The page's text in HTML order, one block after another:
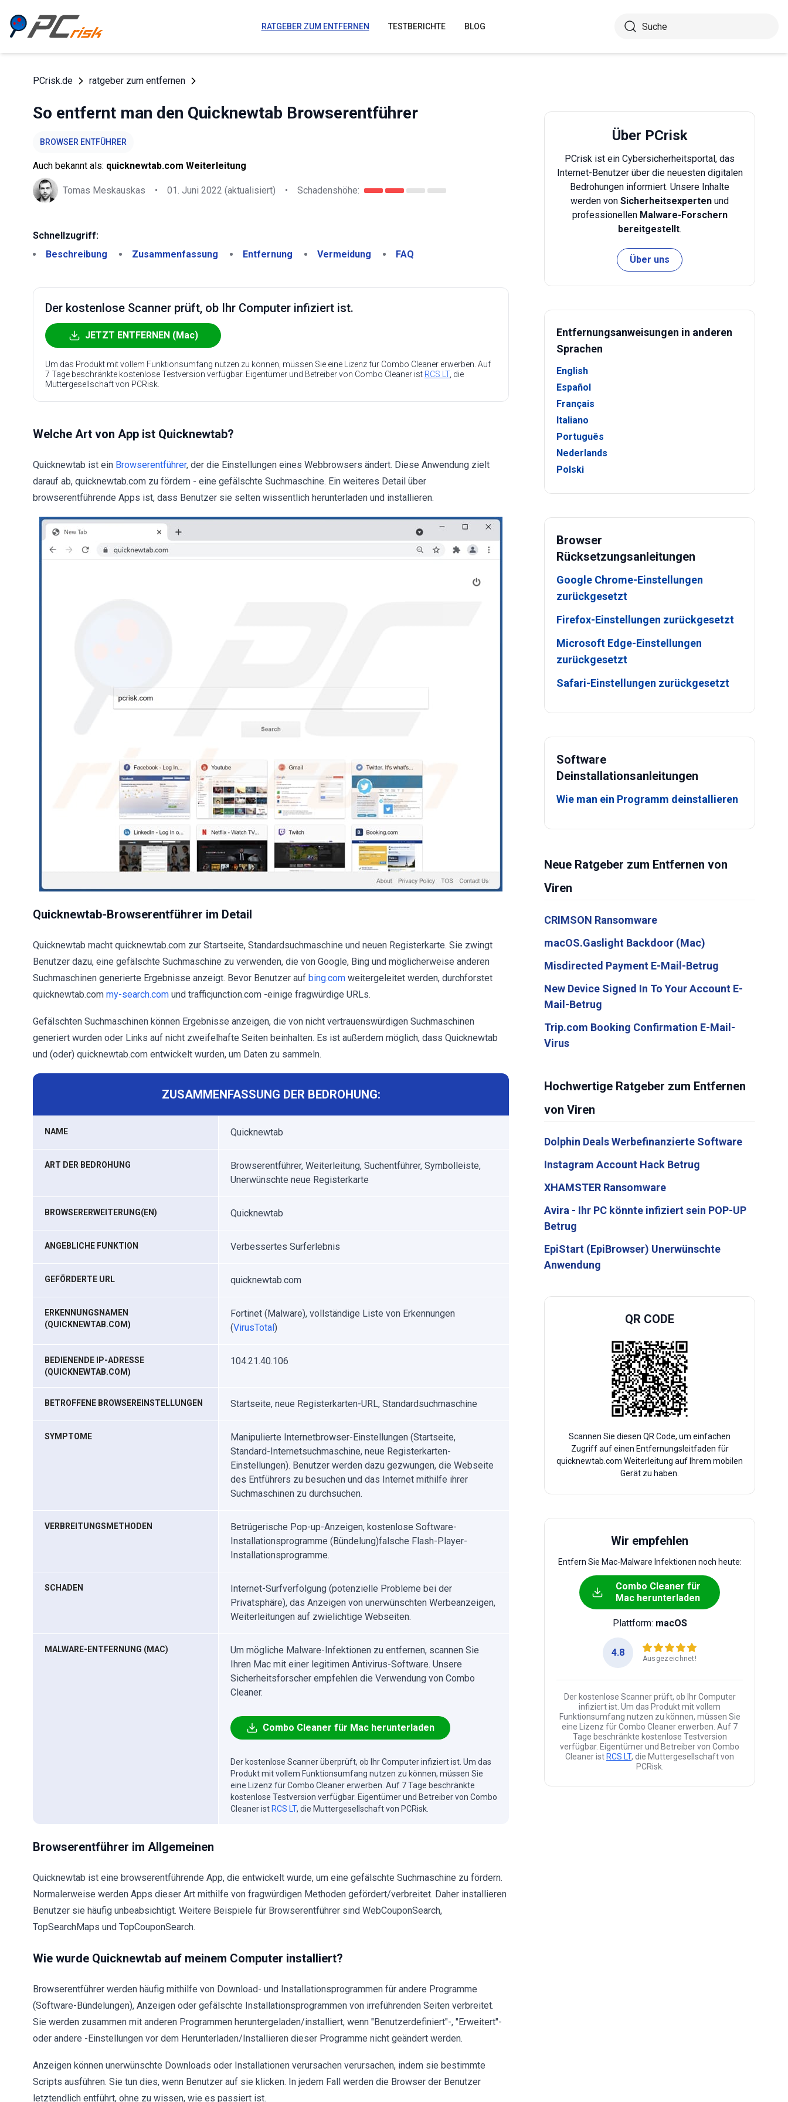
RATGEBER ZUM ENTFERNEN TESTBERICHTE BLOG
PCrisk.de ratgeber zum entfernen
So entfernt man den Quicknewtab Browserentführer
BROWSER ENTFÜHRER
Auch bekannt als: quicknewtab.com Weiterleitung
Tomas Meskauskas • 01. Juni 2022 (aktualisiert) • Schadenshöhe:
Schnellzugriff:
Beschreibung
Zusammenfassung Entfernung Vermeidung FAQ
Der kostenlose Scanner prüft, ob Ihr Computer infiziert ist.
JETZT ENTFERNEN (Mac)
Um das Produkt mit vollem Funktionsumfang nutzen zu können, müssen Sie eine Lizenz für Combo Cleaner erwerben. Auf
7 Tage beschränkte kostenlose Testversion verfügbar. Eigentümer und Betreiber von Combo Cleaner ist RCS LT, die
Muttergesellschaft von PCRisk.
Welche Art von App ist Quicknewtab?
Quicknewtab ist ein Browserentführer, der die Einstellungen eines Webbrowsers ändert. Diese Anwendung zielt
darauf ab, quicknewtab.com zu fördern - eine gefälschte Suchmaschine. Ein weiteres Detail über
browserentführende Apps ist, dass Benutzer sie selten wissentlich herunterladen und installieren.
Quicknewtab-Browserentführer im Detail
Quicknewtab macht quicknewtab.com zur Startseite, Standardsuchmaschine und neuen Registerkarte. Sie zwingt
Benutzer dazu, eine gefälschte Suchmaschine zu verwenden, die von Google, Bing und möglicherweise anderen
Suchmaschinen generierte Ergebnisse anzeigt. Bevor Benutzer auf bing.com weitergeleitet werden, durchforstet
quicknewtab.com my-search.com und trafficjunction.com -einige fragwürdige URLs.
Gefälschten Suchmaschinen können Ergebnisse anzeigen, die von nicht vertrauenswürdigen Suchmaschinen
generiert wurden oder Links auf nicht zweifelhafte Seiten beinhalten. Es ist außerdem möglich, dass Quicknewtab
und (oder) quicknewtab.com entwickelt wurden, um Daten zu sammeln.
ZUSAMMENFASSUNG DER BEDROHUNG:
NAME Quicknewtab
ART DER BEDROHUNG
Browserentführer, Weiterleitung, Suchentführer, Symbolleiste,
Unerwünschte neue Registerkarte
BROWSERERWEITERUNG(EN) Quicknewtab
ANGEBLICHE FUNKTION Verbessertes Surferlebnis
GEFÖRDERTE URL quicknewtab.com
ERKENNUNGSNAMEN
(QUICKNEWTAB.COM)
Fortinet (Malware), vollständige Liste von Erkennungen
(VirusTotal)
BEDIENENDE IP-ADRESSE
(QUICKNEWTAB.COM)
104.21.40.106
BETROFFENE BROWSEREINSTELLUNGEN Startseite, neue Registerkarten-URL, Standardsuchmaschine
SYMPTOME
Manipulierte Internetbrowser-Einstellungen (Startseite,
Standard-Internetsuchmaschine, neue Registerkarten-
Einstellungen). Benutzer werden dazu gezwungen, die Webseite
des Entführers zu besuchen und das Internet mithilfe ihrer
Suchmaschinen zu durchsuchen.
VERBREITUNGSMETHODEN
Betrügerische Pop-up-Anzeigen, kostenlose Software-
Installationsprogramme (Bündelung)falsche Flash-Player-
Installationsprogramme.
SCHADEN
Internet-Surfverfolgung (potenzielle Probleme bei der
Privatsphäre), das Anzeigen von unerwünschten Werbeanzeigen,
Weiterleitungen auf zwielichtige Webseiten.
MALWARE-ENTFERNUNG (MAC)
Um mögliche Malware-Infektionen zu entfernen, scannen Sie
Ihren Mac mit einer legitimen Antivirus-Software. Unsere
Sicherheitsforscher empfehlen die Verwendung von Combo
Cleaner.
Combo Cleaner für Mac herunterladen
Der kostenlose Scanner überprüft, ob Ihr Computer infiziert ist. Um das
Produkt mit vollem Funktionsumfang nutzen zu können, müssen Sie
eine Lizenz für Combo Cleaner erwerben. Auf 7 Tage beschränkte
kostenlose Testversion verfügbar. Eigentümer und Betreiber von Combo
Cleaner ist RCS LT, die Muttergesellschaft von PCRisk.
Browserentführer im Allgemeinen
Quicknewtab ist eine browserentführende App, die entwickelt wurde, um eine gefälschte Suchmaschine zu fördern.
Normalerweise werden Apps dieser Art mithilfe von fragwürdigen Methoden gefördert/verbreitet. Daher installieren
Benutzer sie häufig unbeabsichtigt. Weitere Beispiele für Browserentführer sind WebCouponSearch,
TopSearchMaps und TopCouponSearch.
Wie wurde Quicknewtab auf meinem Computer installiert?
Browserentführer werden häufig mithilfe von Download- und Installationsprogrammen für andere Programme
(Software-Bündelungen), Anzeigen oder gefälschte Installationsprogrammen von irreführenden Seiten verbreitet.
Sie werden zusammen mit anderen Programmen heruntergeladen/installiert, wenn "Benutzerdefiniert"-, "Erweitert"-
oder andere -Einstellungen vor dem Herunterladen/Installieren dieser Programme nicht geändert werden.
Anzeigen können unerwünschte Downloads oder Installationen verursachen verursachen, indem sie bestimmte
Scripts ausführen. Sie tun dies, wenn Benutzer auf sie klicken. In jedem Fall werden die Browser der Benutzer
letztendlich entführt, ohne zu wissen, wie es passiert ist.
Über PCrisk
PCrisk ist ein Cybersicherheitsportal, das
Internet-Benutzer über die neuesten digitalen
Bedrohungen informiert. Unsere Inhalte
werden von Sicherheitsexperten und
professionellen Malware-Forschern
bereitgestellt.
Über uns
Entfernungsanweisungen in anderen
Sprachen
English
Español
Français
Italiano
Português
Nederlands
Polski
Browser
Rücksetzungsanleitungen
Google Chrome-Einstellungen
zurückgesetzt
Firefox-Einstellungen zurückgesetzt
Microsoft Edge-Einstellungen
zurückgesetzt
Safari-Einstellungen zurückgesetzt
Software
Deinstallationsanleitungen
Wie man ein Programm deinstallieren
Neue Ratgeber zum Entfernen von
Viren
CRIMSON Ransomware
macOS.Gaslight Backdoor (Mac)
Misdirected Payment E-Mail-Betrug
New Device Signed In To Your Account E-
Mail-Betrug
Trip.com Booking Confirmation E-Mail-
Virus
Hochwertige Ratgeber zum Entfernen
von Viren
Dolphin Deals Werbefinanzierte Software
Instagram Account Hack Betrug
XHAMSTER Ransomware
Avira - Ihr PC könnte infiziert sein POP-UP
Betrug
EpiStart (EpiBrowser) Unerwünschte
Anwendung
QR CODE
Scannen Sie diesen QR Code, um einfachen
Zugriff auf einen Entfernungsleitfaden für
quicknewtab.com Weiterleitung auf Ihrem mobilen
Gerät zu haben.
Wir empfehlen
Entfern Sie Mac-Malware Infektionen noch heute:
Combo Cleaner für
Mac herunterladen
Plattform: macOS
4.8
Ausgezeichnet!
Der kostenlose Scanner prüft, ob Ihr Computer
infiziert ist. Um das Produkt mit vollem
Funktionsumfang nutzen zu können, müssen Sie
eine Lizenz für Combo Cleaner erwerben. Auf 7
Tage beschränkte kostenlose Testversion
verfügbar. Eigentümer und Betreiber von Combo
Cleaner ist RCS LT, die Muttergesellschaft von
PCRisk.